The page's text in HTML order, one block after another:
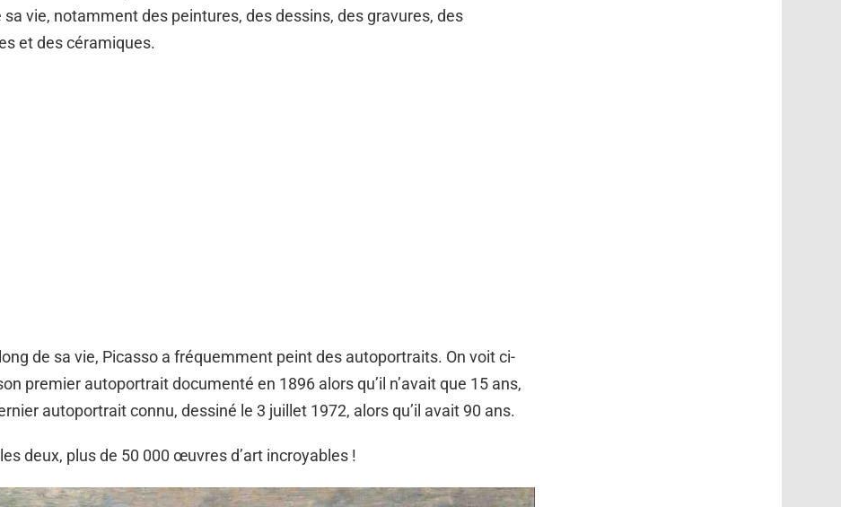
sa vie, notamment des peintures, des dessins, des gravures, des
et des céramiques.
de sa vie, Picasso a fréquemment peint des autoportraits. On voit ci-
premier autoportrait documenté en 1896 alors qu’il n’avait que 15 ans,
autoportrait connu, dessiné le 3 juillet 1972, alors qu’il avait 90 ans.
deux, plus de 50 000 œuvres d’art incroyables !